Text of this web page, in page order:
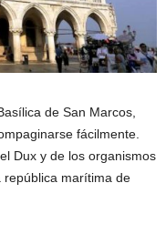
de San Marcos,
fácilmente.
Dux y de los organismos
república marítima de